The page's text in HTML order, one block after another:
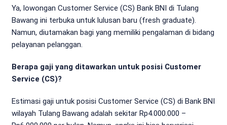
Ya, lowongan Customer Service (CS) Bank BNI di Tulang
Bawang ini terbuka untuk lulusan baru (fresh graduate).
Namun, diutamakan bagi yang memiliki pengalaman di bidang
pelayanan pelanggan.
Berapa gaji yang ditawarkan untuk posisi Customer
Service (CS)?
Estimasi gaji untuk posisi Customer Service (CS) di Bank BNI
wilayah Tulang Bawang adalah sekitar Rp4.000.000 –